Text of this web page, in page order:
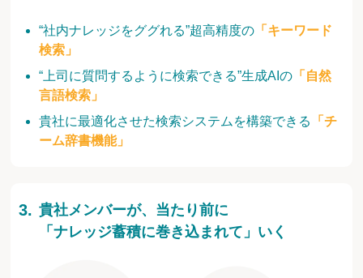
“社内ナレッジをググれる”超高精度の 「キーワード
検索」
“上司に質問するように検索できる”生成AIの 「自然
言語検索」
貴社に最適化させた検索システムを構築できる
「チ
ーム辞書機能」
貴社メンバーが、当たり前に
「ナレッジ蓄積に巻き込まれて」いく